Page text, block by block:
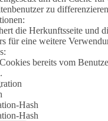
zu
die Herkunftsseite und
für eine weitere
bereits vom
Hash
Hash